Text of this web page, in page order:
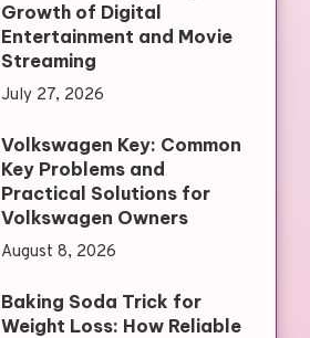
Growth of Digital
Entertainment and Movie
Streaming
July 27, 2026
Volkswagen Key: Common
Key Problems and
Practical Solutions for
Volkswagen Owners
August 8, 2026
Baking Soda Trick for
Weight Loss: How Reliable